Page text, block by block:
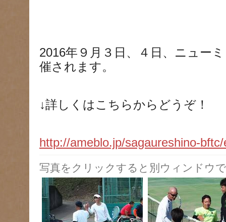
2016年９月３日、４日、ニュー
催されます。
↓詳しくはこちらからどうぞ！
http://ameblo.jp/sagaureshino-
写真をクリックすると別ウィンドウ